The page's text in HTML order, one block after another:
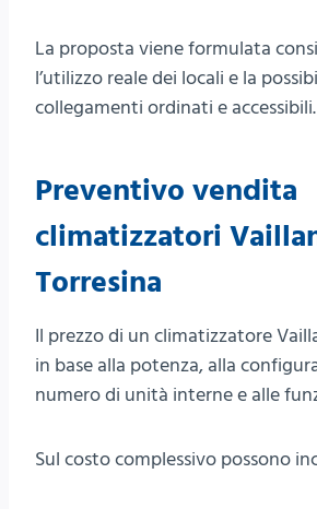
La proposta viene formulata
l’utilizzo reale dei locali e la
collegamenti ordinati e accessibili.
Preventivo vendita
climatizzatori
Torresina
Il prezzo di un climatizzatore
in base alla potenza, alla
numero di unità interne e alle
Sul costo complessivo possono